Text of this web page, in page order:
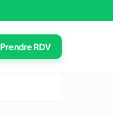
Prendre RDV